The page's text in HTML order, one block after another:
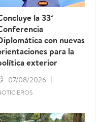
la 33ª
con nuevas
para la
exterior
07/08/2026